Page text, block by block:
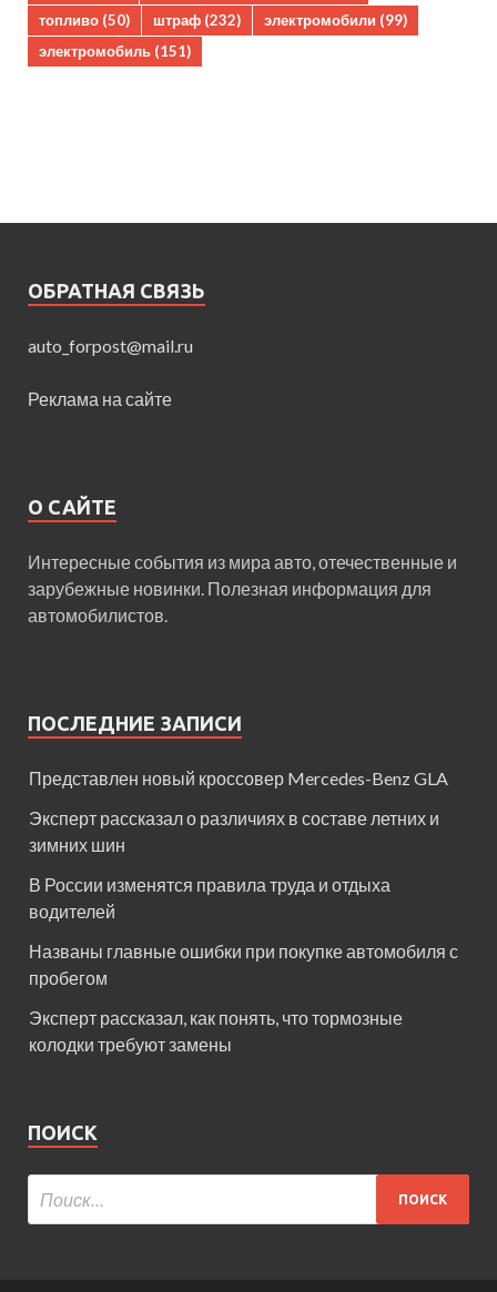
топливо (50) штраф (232) электромобили (99)
электромобиль (151)
ОБРАТНАЯ СВЯЗЬ
auto_forpost@mail.ru
Реклама на сайте
О САЙТЕ
Интересные события из мира авто, отечественные и
зарубежные новинки. Полезная информация для
автомобилистов.
ПОСЛЕДНИЕ ЗАПИСИ
Представлен новый кроссовер Mercedes-Benz GLA
Эксперт рассказал о различиях в составе летних и
зимних шин
В России изменятся правила труда и отдыха
водителей
Названы главные ошибки при покупке автомобиля с
пробегом
Эксперт рассказал, как понять, что тормозные
колодки требуют замены
ПОИСК